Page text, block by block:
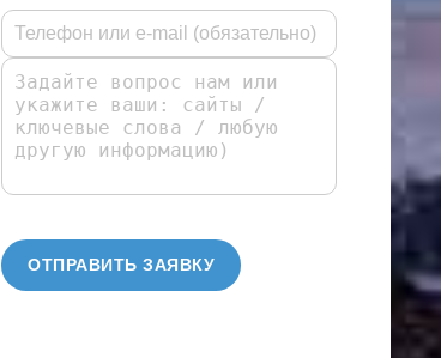
ОТПРАВИТЬ ЗАЯВКУ